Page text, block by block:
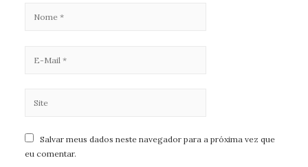
Salvar meus dados neste navegador para a próxima vez que
eu comentar.